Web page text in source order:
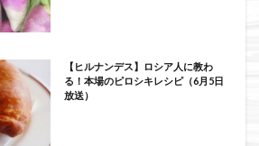
【ヒルナンデス】ロシア人に教わ
る！本場のピロシキレシピ（6月5日
放送）